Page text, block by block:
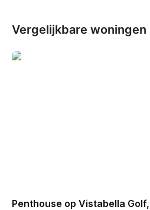
Vergelijkbare woningen
Penthouse op Vistabella Golf,